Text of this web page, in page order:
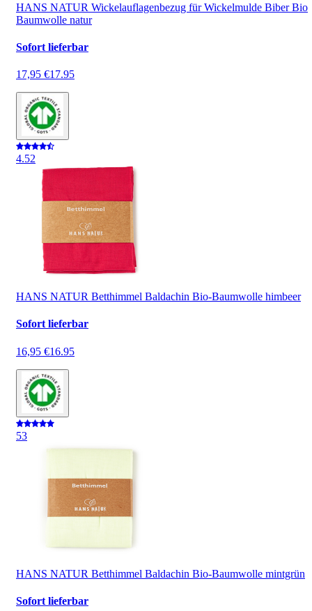
HANS NATUR Wickelauflagenbezug für Wickelmulde Biber Bio
Baumwolle natur
Sofort lieferbar
17,95 €17.95
4.52
HANS NATUR Betthimmel Baldachin Bio-Baumwolle himbeer
Sofort lieferbar
16,95 €16.95
53
HANS NATUR Betthimmel Baldachin Bio-Baumwolle mintgrün
Sofort lieferbar